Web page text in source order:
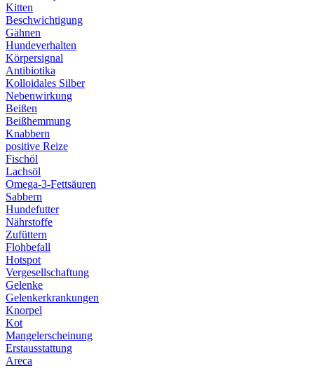
Kitten
Beschwichtigung
Gähnen
Hundeverhalten
Körpersignal
Antibiotika
Kolloidales Silber
Nebenwirkung
Beißen
Beißhemmung
Knabbern
positive Reize
Fischöl
Lachsöl
Omega-3-Fettsäuren
Sabbern
Hundefutter
Nährstoffe
Zufüttern
Flohbefall
Hotspot
Vergesellschaftung
Gelenke
Gelenkerkrankungen
Knorpel
Kot
Mangelerscheinung
Erstausstattung
Areca